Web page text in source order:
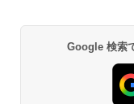
Google 検索